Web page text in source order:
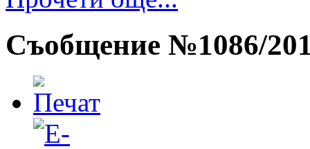
Съобщение №1086/